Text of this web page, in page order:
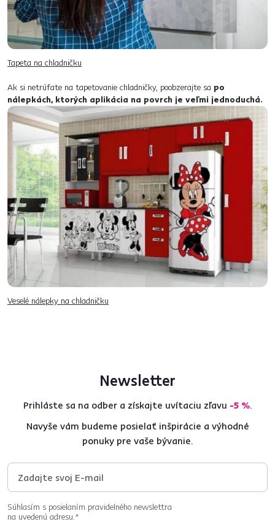
Tapeta na chladničku
Ak si netrúfate na tapetovanie chladničky, poobzerajte sa po
nálepkách, ktorých aplikácia na povrch je veľmi jednoduchá.
Veselé nálepky na chladničku
Newsletter
Prihláste sa na odber a získajte uvítaciu zľavu -5 %.
Navyše vám budeme posielať inšpirácie a výhodné
ponuky pre vaše bývanie.
Súhlasím s posielaním pravidelného newslettra
na uvedenú adresu.*